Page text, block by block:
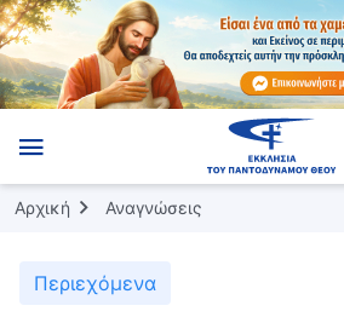
Αρχική Αναγνώσεις
Περιεχόμενα